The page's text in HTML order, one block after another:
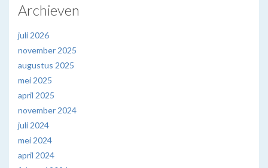
Archieven
juli 2026
november 2025
augustus 2025
mei 2025
april 2025
november 2024
juli 2024
mei 2024
april 2024